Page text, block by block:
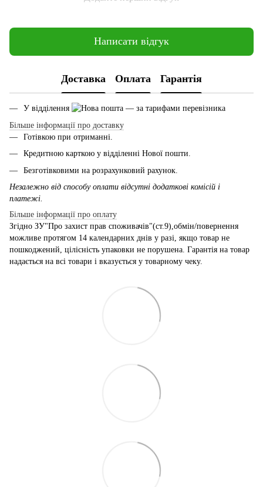
Написати відгук
Доставка Оплата Гарантія
У відділення
— за тарифами перевізника
Більше інформації про доставку
Готівкою при отриманні.
Кредитною карткою у відділенні Нової пошти.
Безготівковими на розрахунковий рахунок.
Незалежно від способу оплати відсутні додаткові комісій і
платежі.
Більше інформації про оплату
Згідно ЗУ"Про захист прав споживачів"(ст.9),обмін/повернення
можливе протягом 14 календарних днів у разі, якщо товар не
пошкоджений, цілісність упаковки не порушена. Гарантія на товар
надається на всі товари і вказується у товарному чеку.